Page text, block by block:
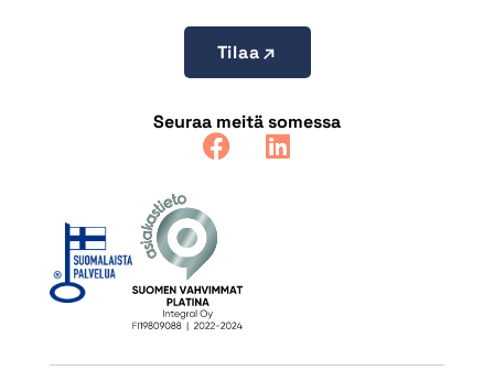
Tilaa
Seuraa meitä somessa